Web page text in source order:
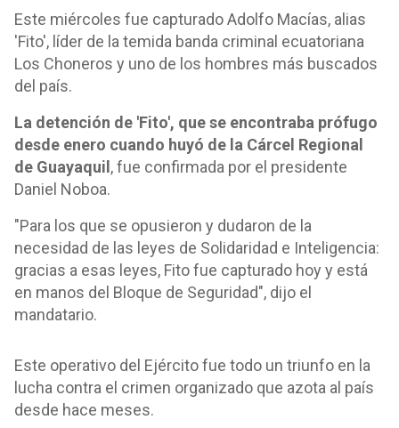
Este miércoles fue capturado Adolfo Macías, alias
'Fito', líder de la temida banda criminal ecuatoriana
Los Choneros y uno de los hombres más buscados
del país.
La detención de 'Fito', que se encontraba prófugo
desde enero cuando huyó de la Cárcel Regional
de Guayaquil , fue confirmada por el presidente
Daniel Noboa.
"Para los que se opusieron y dudaron de la
necesidad de las leyes de Solidaridad e Inteligencia:
gracias a esas leyes, Fito fue capturado hoy y está
en manos del Bloque de Seguridad", dijo el
mandatario.
Este operativo del Ejército fue todo un triunfo en la
lucha contra el crimen organizado que azota al país
desde hace meses.